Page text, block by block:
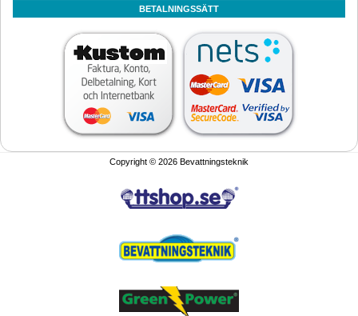
BETALNINGSSÄTT
Copyright © 2026 Bevattningsteknik